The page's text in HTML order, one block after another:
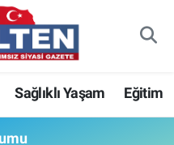
Sağlıklı Yaşam Eğitim